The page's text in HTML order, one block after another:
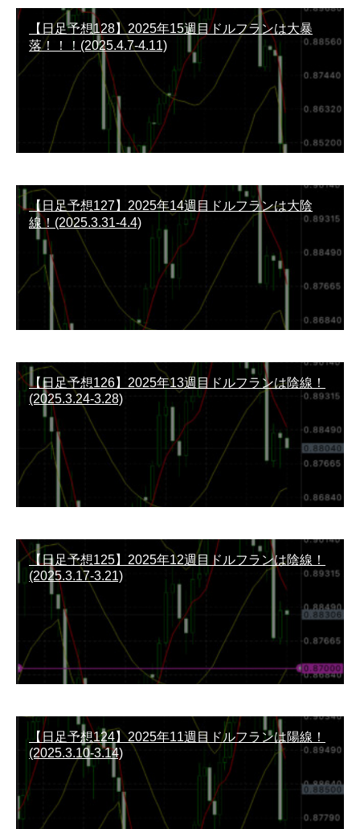
【日足予想128】2025年15週目ドルフランは大暴
落！！！(2025.4.7-4.11)
【日足予想127】2025年14週目ドルフランは大陰
線！(2025.3.31-4.4)
【日足予想126】2025年13週目ドルフランは陰線！
(2025.3.24-3.28)
【日足予想125】2025年12週目ドルフランは陰線！
(2025.3.17-3.21)
【日足予想124】2025年11週目ドルフランは陽線！
(2025.3.10-3.14)